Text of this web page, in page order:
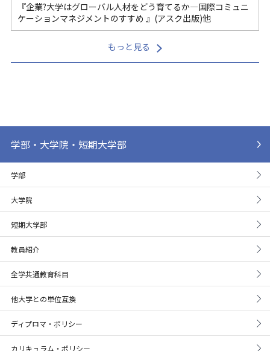
『企業?大学はグローバル人材をどう育てるか―国際コミュニ
ケーションマネジメントのすすめ 』(アスク出版)他
もっと見る
学部・大学院・短期大学部
学部
大学院
短期大学部
教員紹介
全学共通教育科目
他大学との単位互換
ディプロマ・ポリシー
カリキュラム・ポリシー